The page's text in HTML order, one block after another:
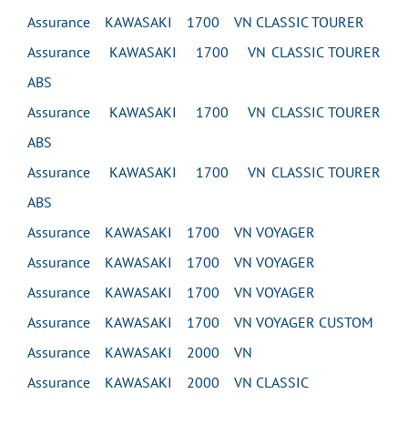
Assurance KAWASAKI 1700 VN CLASSIC TOURER
Assurance KAWASAKI 1700 VN CLASSIC TOURER
ABS
Assurance KAWASAKI 1700 VN CLASSIC TOURER
ABS
Assurance KAWASAKI 1700 VN CLASSIC TOURER
ABS
Assurance KAWASAKI 1700 VN VOYAGER
Assurance KAWASAKI 1700 VN VOYAGER
Assurance KAWASAKI 1700 VN VOYAGER
Assurance KAWASAKI 1700 VN VOYAGER CUSTOM
Assurance KAWASAKI 2000 VN
Assurance KAWASAKI 2000 VN CLASSIC